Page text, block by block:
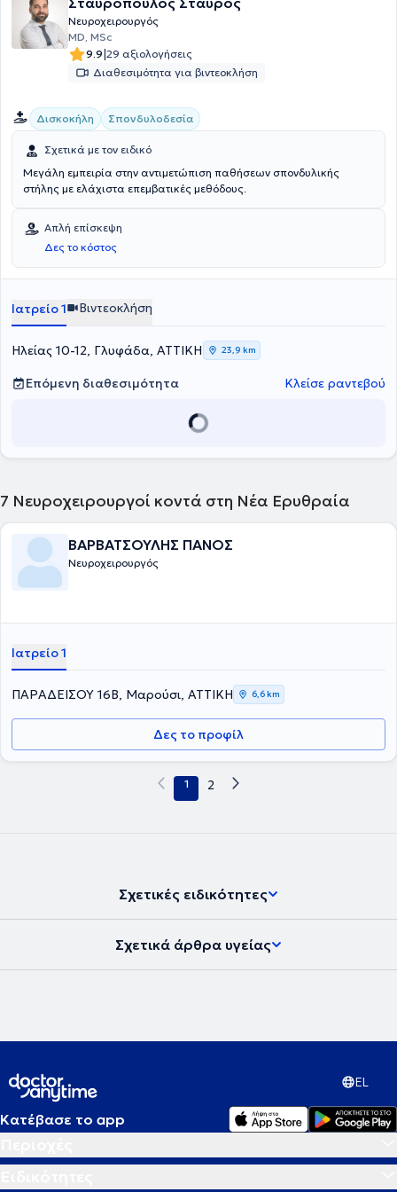
Νευροχειρουργός
MD, MSc
9.9|29 αξιολογήσεις
Διαθεσιμότητα για βιντεοκλήση
Δισκοκήλη Σπονδυλοδεσία
Σχετικά με τον ειδικό
Μεγάλη εμπειρία στην αντιμετώπιση παθήσεων σπονδυλικής
στήλης με ελάχιστα επεμβατικές μεθόδους.
Απλή επίσκεψη
Δες το κόστος
Ιατρείο 1 Βιντεοκλήση
Ηλείας 10-12, Γλυφάδα, ΑΤΤΙΚΗ 23,9 km
Επόμενη διαθεσιμότητα Κλείσε ραντεβού
7 Νευροχειρουργοί κοντά στη Νέα Ερυθραία
ΒΑΡΒΑΤΣΟΥΛΗΣ ΠΑΝΟΣ
Νευροχειρουργός
Ιατρείο 1
ΠΑΡΑΔΕΙΣΟΥ 16Β, Μαρούσι, ΑΤΤΙΚΗ 6,6 km
Δες το προφίλ
1 2
Σχετικές ειδικότητες
Σχετικά άρθρα υγείας
EL
Κατέβασε το app